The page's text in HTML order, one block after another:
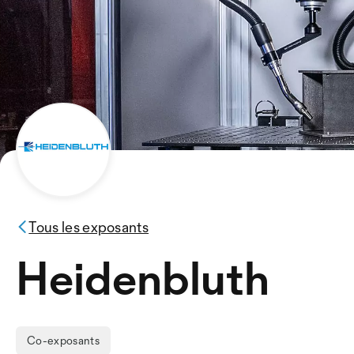
Tous les exposants
Heidenbluth
Co-exposants